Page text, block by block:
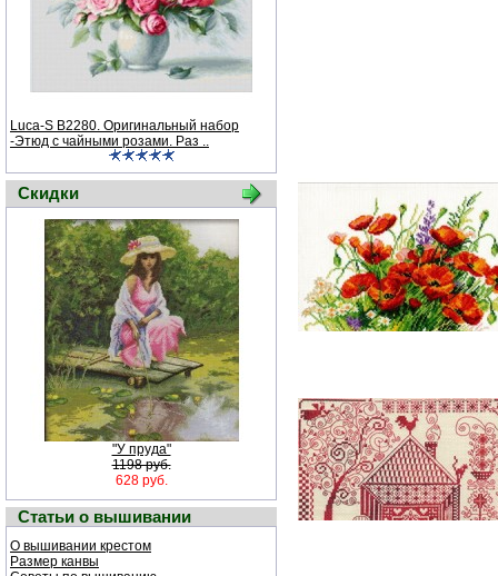
Luca-S B2280. Оригинальный набор
-Этюд с чайными розами. Раз ..
Скидки
"У пруда"
1198 руб.
628 руб.
Статьи о вышивании
О вышивании крестом
Размер канвы